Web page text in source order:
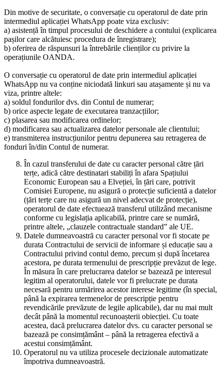
Din motive de securitate, o conversație cu operatorul de date prin
intermediul aplicației WhatsApp poate viza exclusiv:
a) asistență în timpul procesului de deschidere a contului (explicarea
pașilor care alcătuiesc procedura de înregistrare);
b) oferirea de răspunsuri la întrebările clienților cu privire la
operațiunile OANDA.
O conversație cu operatorul de date prin intermediul aplicației
WhatsApp nu va conține niciodată linkuri sau atașamente și nu va
viza, printre altele:
a) soldul fondurilor dvs. din Contul de numerar;
b) orice aspecte legate de executarea tranzacțiilor;
c) plasarea sau modificarea ordinelor;
d) modificarea sau actualizarea datelor personale ale clientului;
e) transmiterea instrucțiunilor pentru depunerea sau retragerea de
fonduri în/din Contul de numerar.
În cazul transferului de date cu caracter personal către țări
terțe, adică către destinatari stabiliți în afara Spațiului
Economic European sau a Elveției, în țări care, potrivit
Comisiei Europene, nu asigură o protecție suficientă a datelor
(țări terțe care nu asigură un nivel adecvat de protecție),
operatorul de date efectuează transferul utilizând mecanisme
conforme cu legislația aplicabilă, printre care se numără,
printre altele, „clauzele contractuale standard” ale UE.
Datele dumneavoastră cu caracter personal vor fi stocate pe
durata Contractului de servicii de informare și educație sau a
Contractului privind contul demo, precum și după încetarea
acestora, pe durata termenului de prescripție prevăzut de lege.
În măsura în care prelucrarea datelor se bazează pe interesul
legitim al operatorului, datele vor fi prelucrate pe durata
necesară pentru urmărirea acestor interese legitime (în special,
până la expirarea termenelor de prescripție pentru
revendicările prevăzute de legile aplicabile), dar nu mai mult
decât până la momentul recunoașterii obiecției. Cu toate
acestea, dacă prelucrarea datelor dvs. cu caracter personal se
bazează pe consimțământ – până la retragerea efectivă a
acestui consimțământ.
Operatorul nu va utiliza procesele decizionale automatizate
împotriva dumneavoastră.